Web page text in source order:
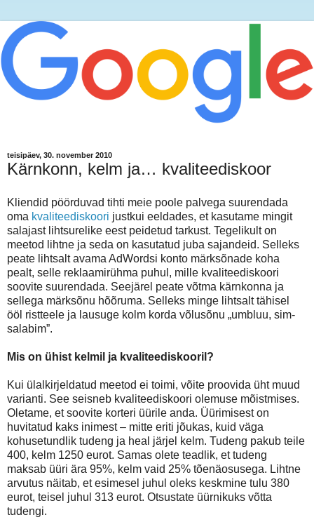
teisipäev, 30. november 2010
Kärnkonn, kelm ja… kvaliteediskoor
Kliendid pöörduvad tihti meie poole palvega suurendada
oma kvaliteediskoori justkui eeldades, et kasutame mingit
salajast lihtsurelike eest peidetud tarkust. Tegelikult on
meetod lihtne ja seda on kasutatud juba sajandeid. Selleks
peate lihtsalt avama AdWordsi konto märksõnade koha
pealt, selle reklaamirühma puhul, mille kvaliteediskoori
soovite suurendada. Seejärel peate võtma kärnkonna ja
sellega märksõnu hõõruma. Selleks minge lihtsalt tähisel
ööl ristteele ja lausuge kolm korda võlusõnu „umbluu, sim-
salabim”.
Mis on ühist kelmil ja kvaliteediskooril?
Kui ülalkirjeldatud meetod ei toimi, võite proovida üht muud
varianti. See seisneb kvaliteediskoori olemuse mõistmises.
Oletame, et soovite korteri üürile anda. Üürimisest on
huvitatud kaks inimest – mitte eriti jõukas, kuid väga
kohusetundlik tudeng ja heal järjel kelm. Tudeng pakub teile
400, kelm 1250 eurot. Samas olete teadlik, et tudeng
maksab üüri ära 95%, kelm vaid 25% tõenäosusega. Lihtne
arvutus näitab, et esimesel juhul oleks keskmine tulu 380
eurot, teisel juhul 313 eurot. Otsustate üürnikuks võtta
tudengi.